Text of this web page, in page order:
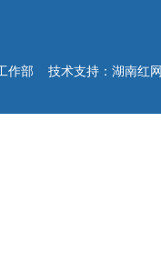
作部 技术支持：湖南红